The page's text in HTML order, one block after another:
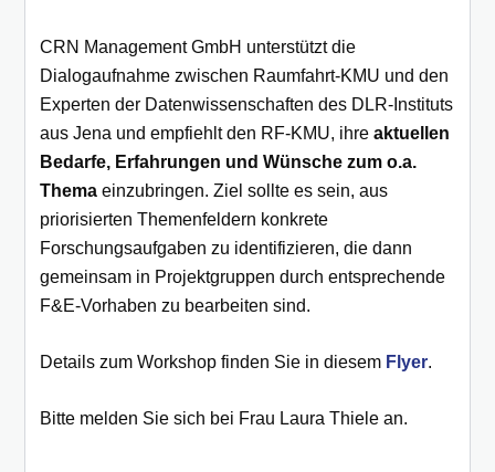
CRN Management GmbH unterstützt die
Dialogaufnahme zwischen Raumfahrt-KMU und den
Experten der Datenwissenschaften des DLR-Instituts
aus Jena und empfiehlt den RF-KMU, ihre aktuellen
Bedarfe, Erfahrungen und Wünsche zum o.a.
Themaeinzubringen. Ziel sollte es sein, aus
priorisierten Themenfeldern konkrete
Forschungsaufgaben zu identifizieren, die dann
gemeinsam in Projektgruppen durch entsprechende
F&E-Vorhaben zu bearbeiten sind.
Details zum Workshop finden Sie in diesem Flyer.
Bitte melden Sie sich bei Frau Laura Thiele an.